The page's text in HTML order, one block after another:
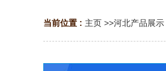
当前位置 : 主页 >>河北产品展示